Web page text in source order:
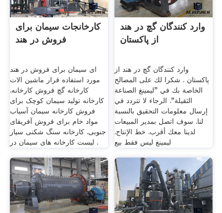
کارخانجات سیمان برای
فروش در هند
ای سیمان برای فروش در هند
مورد استفاده قرار ماشین الات
کارخانه گچ فروش کارخانه.
کارخانه تولید سیمان کوچک برای
فروش کارخانه سیمان آسیاب
مواد خام برای فروش آفریقای
جنوبی. کارخانه سنگ شکنی سیار
. لیست کارخانه های سیمان در
وارد کنندگان گچ در هند
از پاکستان
وارد کنندگان گچ در هند از
پاکستان . شكرا لك على المصالح
الخاصة بك في "ليمينغ الصناعة
الثقيلة". الرجاء لا تتردد في
إرسال معلومات التحقيق بالنسبة
لنا. سوف اتصل بمدير المبيعات
لدينا معك أقرب. خط الإنتاج.
ليمينغ ليس فقط بيع